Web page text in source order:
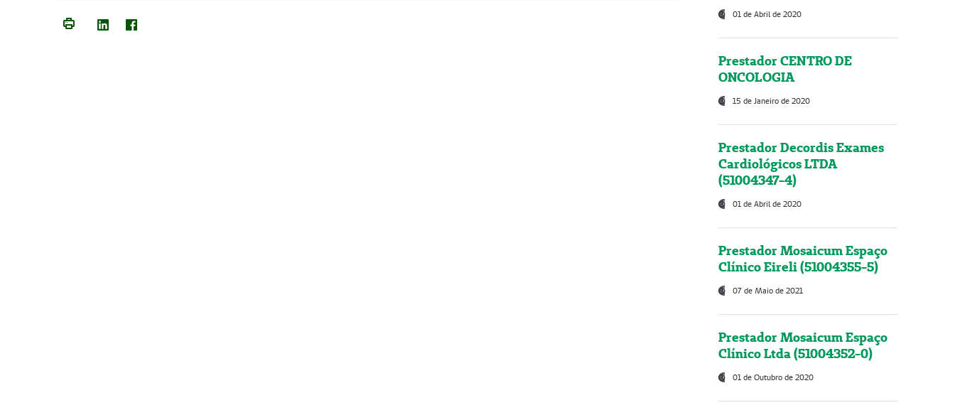
01 de Abril de 2020
Prestador CENTRO DE
ONCOLOGIA
15 de Janeiro de 2020
Prestador Decordis Exames
Cardiológicos LTDA
(51004347-4)
01 de Abril de 2020
Prestador Mosaicum Espaço
Clínico Eireli (51004355-5)
07 de Maio de 2021
Prestador Mosaicum Espaço
Clínico Ltda (51004352-0)
01 de Outubro de 2020